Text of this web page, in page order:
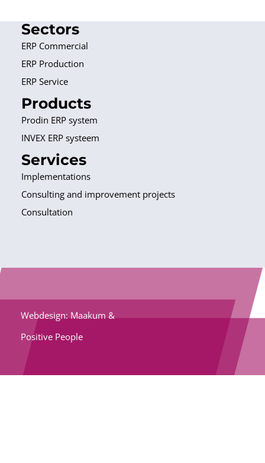
Sectors
ERP Commercial
ERP Production
ERP Service
Products
Prodin ERP system
INVEX ERP systeem
Services
Implementations
Consulting and improvement projects
Consultation
Webdesign: Maakum &
Positive People